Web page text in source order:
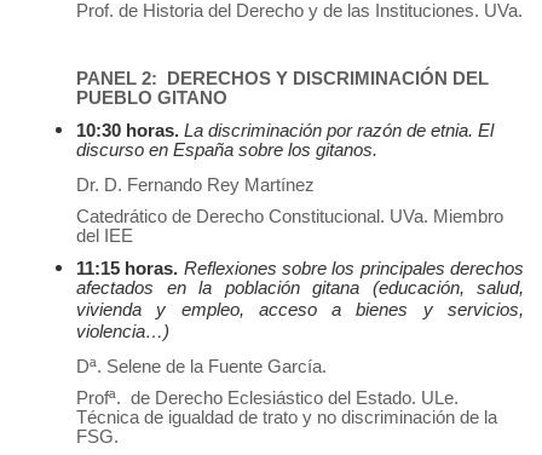
Prof. de Historia del Derecho y de las Instituciones. UVa.
PANEL 2: DERECHOS Y DISCRIMINACIÓN DEL
PUEBLO GITANO
10:30 horas. La discriminación por razón de etnia. El
discurso en España sobre los gitanos.
Dr. D. Fernando Rey Martínez
Catedrático de Derecho Constitucional. UVa. Miembro
del IEE
11:15 horas. Reflexiones sobre los principales derechos
afectados en la población gitana (educación, salud,
vivienda y empleo, acceso a bienes y servicios,
violencia…)
Dª. Selene de la Fuente García.
Profª. de Derecho Eclesiástico del Estado. ULe.
Técnica de igualdad de trato y no discriminación de la
FSG.